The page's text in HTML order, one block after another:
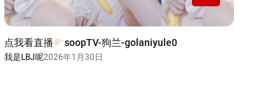
点我看直播 soopTV-狗兰-golaniyule0
我是LBJ呢2026年1月30日